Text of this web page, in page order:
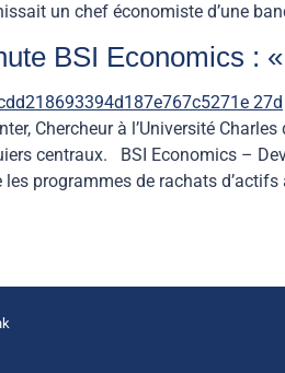
un chef économiste d’une
BSI Economics :
Chercheur à l’Université
centraux. BSI Economics –
les programmes de rachats d’actifs